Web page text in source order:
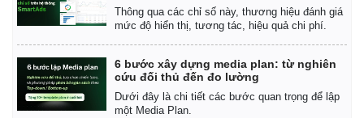
Thông qua các chỉ số này, thương hiệu đánh giá
mức độ hiển thị, tương tác, hiệu quả chi phí.
6 bước xây dựng media plan: từ nghiên
cứu đối thủ đến đo lường
Dưới đây là chi tiết các bước quan trọng để lập
một Media Plan.